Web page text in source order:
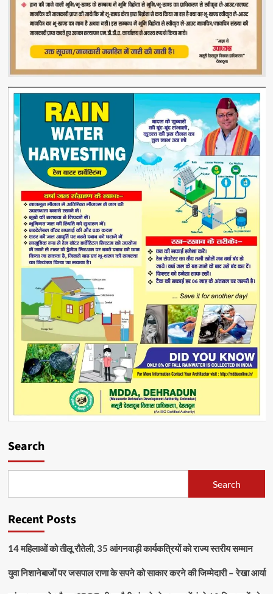
Search
Search
Recent Posts
14 महिलाओं को तीलू रौतेली, 35 आंगनवाड़ी कार्यकत्रियों को राज्य स्तरीय सम्मान
युवा निशानेबाजों पर जसपाल राणा के सपने को साकार करने की जिम्मेदारी – रेखा आर्या